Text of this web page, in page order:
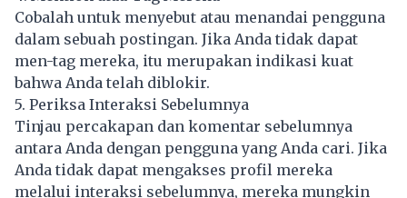
Cobalah untuk menyebut atau menandai pengguna
dalam sebuah postingan. Jika Anda tidak dapat
men-tag mereka, itu merupakan indikasi kuat
bahwa Anda telah diblokir.
5. Periksa Interaksi Sebelumnya
Tinjau percakapan dan komentar sebelumnya
antara Anda dengan pengguna yang Anda cari. Jika
Anda tidak dapat mengakses profil mereka
melalui interaksi sebelumnya, mereka mungkin